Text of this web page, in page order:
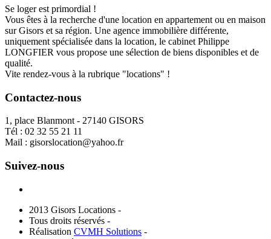
Se loger est primordial !
Vous êtes à la recherche d'une location en appartement ou en maison
sur Gisors et sa région. Une agence immobilière différente,
uniquement spécialisée dans la location, le cabinet Philippe
LONGFIER vous propose une sélection de biens disponibles et de
qualité.
Vite rendez-vous à la rubrique "locations" !
Contactez-nous
1, place Blanmont - 27140 GISORS
Tél : 02 32 55 21 11
Mail : gisorslocation@yahoo.fr
Suivez-nous
2013 Gisors Locations -
Tous droits réservés -
Réalisation CVMH Solutions -